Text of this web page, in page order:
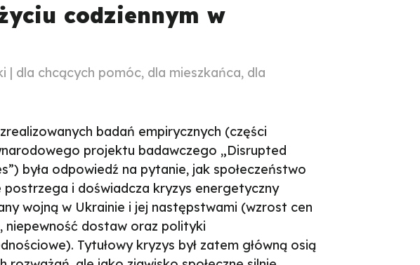
codziennym w
| dla chcących pomóc, dla mieszkańca, dla
badań empirycznych (części
projektu badawczego „Disrupted
była odpowiedź na pytanie, jak społeczeństwo
postrzega i doświadcza kryzys energetyczny
wojną w Ukrainie i jej następstwami (wzrost cen
niepewność dostaw oraz polityki
Tytułowy kryzys był zatem główną osią